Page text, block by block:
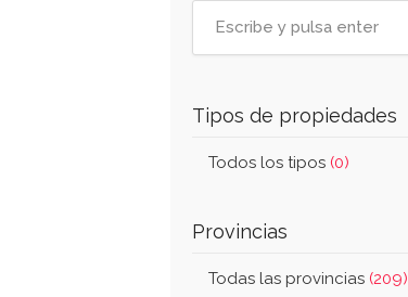
Tipos de propiedades
Todos los tipos (0)
Provincias
Todas las provincias (209)